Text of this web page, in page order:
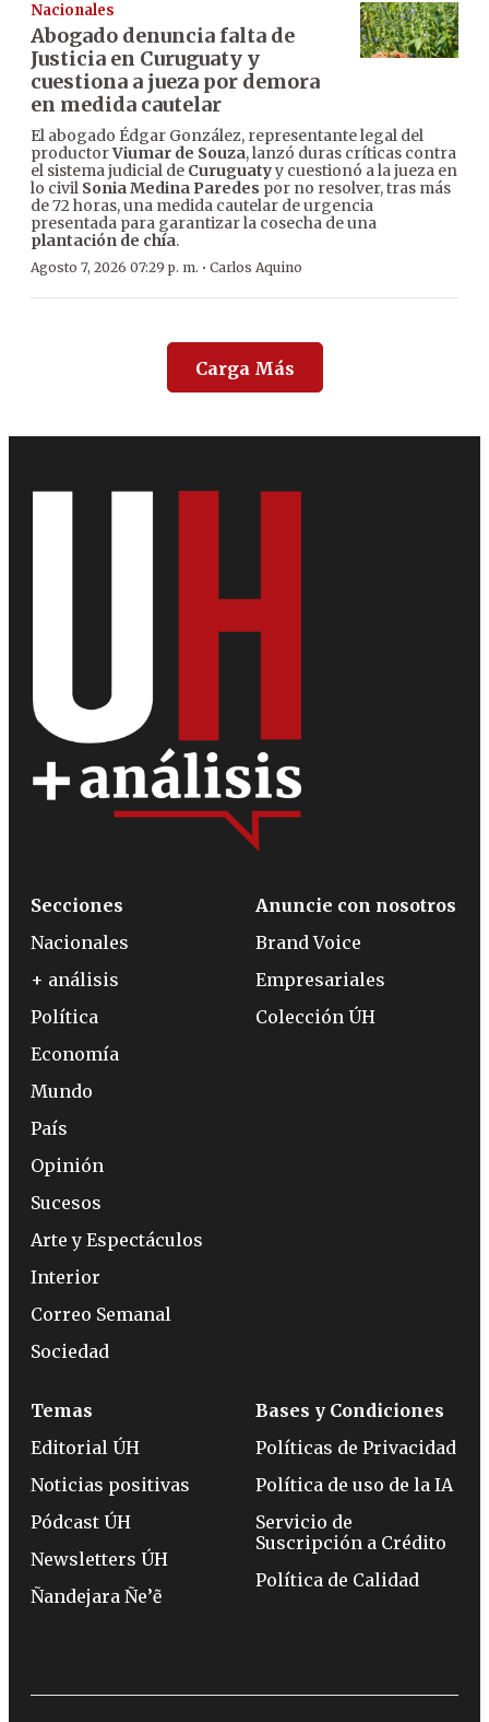
Nacionales
Abogado denuncia falta de
Justicia en Curuguaty y
cuestiona a jueza por demora
en medida cautelar
El abogado Édgar González, representante legal del
productorViumar de Souza, lanzó duras críticas contra
el sistema judicial de Curuguatyy cuestionó a la jueza en
lo civil Sonia Medina Paredes por no resolver, tras más
de 72 horas, una medida cautelar de urgencia
presentada para garantizar la cosecha de una
plantación de chía.
Agosto 7, 2026 07:29 p. m. · Carlos Aquino
Carga Más
Secciones
Nacionales
+ análisis
Política
Economía
Mundo
País
Opinión
Sucesos
Arte y Espectáculos
Interior
Correo Semanal
Sociedad
Anuncie con nosotros
Brand Voice
Empresariales
Colección ÚH
Temas
Editorial ÚH
Noticias positivas
Pódcast ÚH
Newsletters ÚH
Ñandejara Ñe’ẽ
Bases y Condiciones
Políticas de Privacidad
Política de uso de la IA
Servicio de
Suscripción a Crédito
Política de Calidad